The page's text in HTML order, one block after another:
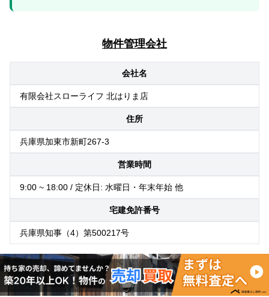
物件管理会社
会社名
有限会社スローライフ 北はりま店
住所
兵庫県加東市新町267-3
営業時間
9:00 ~ 18:00 / 定休日: 水曜日・年末年始 他
宅建免許番号
兵庫県知事（4）第500217号